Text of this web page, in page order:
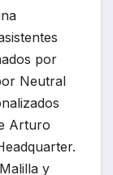
por
Neutral
Arturo
y